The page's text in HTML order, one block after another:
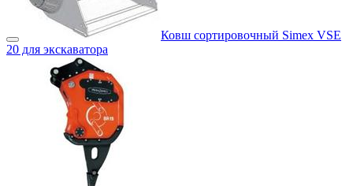
Ковш сортировочный Simex VSE
20 для экскаватора